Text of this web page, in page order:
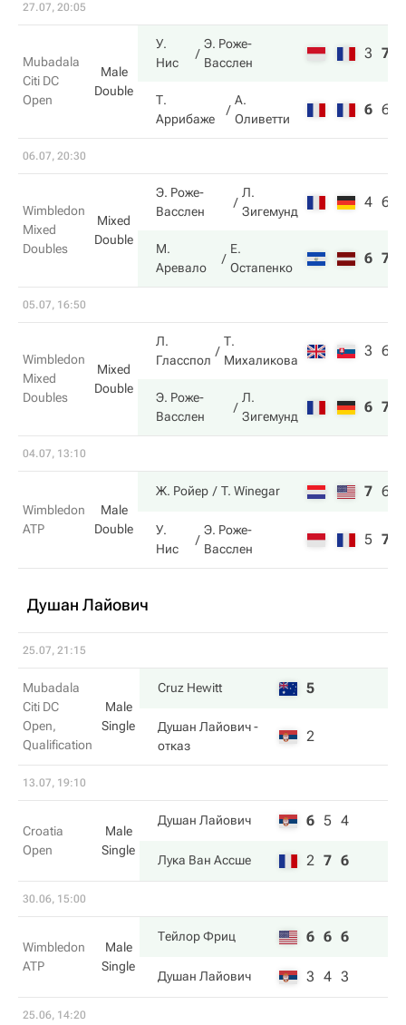
27.07, 20:05
Mubadala
Citi DC
Open
Male
Double
У.
Нис
Э. Роже-
Васслен
3 7
Т.
Аррибаже
А.
Оливетти
6 6
06.07, 20:30
Wimbledon
Mixed
Doubles
Mixed
Double
Э. Роже-
Васслен
Л.
Зигемунд
4 6
М.
Аревало
Е.
Остапенко
6 7
05.07, 16:50
Wimbledon
Mixed
Doubles
Mixed
Double
Л.
Гласспол
Т.
Михаликова
3 6
Э. Роже-
Васслен
Л.
Зигемунд
6 7
04.07, 13:10
Wimbledon
ATP
Male
Double
Ж. Ройер T. Winegar 7 6
У.
Нис
Э. Роже-
Васслен
5 7
Душан Лайович
25.07, 21:15
Mubadala
Citi DC
Open,
Qualification
Male
Single
Cruz Hewitt 5
Душан Лайович-
отказ
2
13.07, 19:10
Croatia
Open
Male
Single
Душан Лайович 6 5 4
Лука Ван Ассше 2 7 6
30.06, 15:00
Wimbledon
ATP
Male
Single
Тейлор Фриц 6 6 6
Душан Лайович 3 4 3
25.06, 14:20